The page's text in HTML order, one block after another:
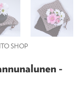
SHOP
-